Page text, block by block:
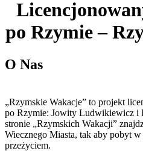
po Rzymie –
O Nas
„Rzymskie Wakacje” to projekt
po Rzymie: Jowity Ludwikiewicz
stronie „Rzymskich Wakacji”
Wiecznego Miasta, tak aby pobyt w
przeżyciem.